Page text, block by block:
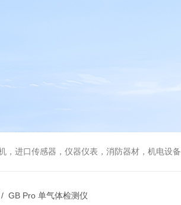
，进口传感器，仪器仪表，消防器材，机电设备
Pro 单气体检测仪